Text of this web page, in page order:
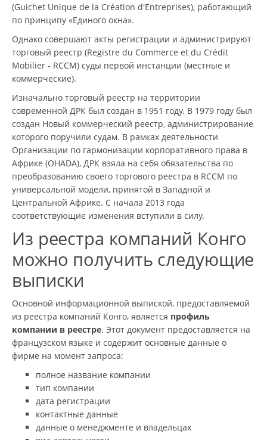
(Guichet Unique de la Création d'Entreprises), работающий
по принципу «Единого окна».
Однако совершают акты регистрации и администрируют
торговый реестр (Registre du Commerce et du Crédit
Mobilier - RCCM) суды первой инстанции (местные и
коммерческие).
Изначально торговый реестр на территории
современной ДРК был создан в 1951 году. В 1979 году был
создан Новый коммерческий реестр, администрирование
которого поручили судам. В рамках деятельности
Организации по гармонизации корпоративного права в
Африке (OHADA), ДРК взяла на себя обязательства по
преобразованию своего торгового реестра в RCCM по
универсальной модели, принятой в Западной и
Центральной Африке. С начала 2013 года
соответствующие изменения вступили в силу.
Из реестра компаний Конго
можно получить следующие
выписки
Основной информационной выпиской, предоставляемой
из реестра компаний Конго, является профиль
компании в реестре. Этот документ предоставляется на
французском языке и содержит основные данные о
фирме на момент запроса:
полное название компании
тип компании
дата регистрации
контактные данные
данные о менеджменте и владельцах